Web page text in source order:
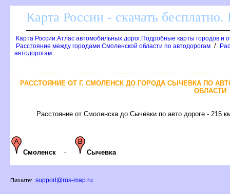
Карта России - скачать
Карта России.Атлас автомобильных дорог.Подробные карты городов и
Расстояние между городами Смоленской области по автодорогам /
автодорогам
РАССТОЯНИЕ ОТ Г. СМОЛЕНСК ДО ГОРОДА СЫЧЕВКА ПО
ОБЛАСТИ
Расстояние от Смоленска до Сычёвки по авто дороге - 215
Смоленск - Сычевка
Пишите: support@rus-map.ru